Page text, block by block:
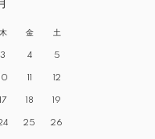
木 金 土
3 4 5
11 12
17 18 19
25 26